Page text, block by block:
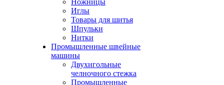
Ножницы
Иглы
Товары для шитья
Шпульки
Нитки
Промышленные швейные
машины
Двухигольные
челночного стежка
Промышленные